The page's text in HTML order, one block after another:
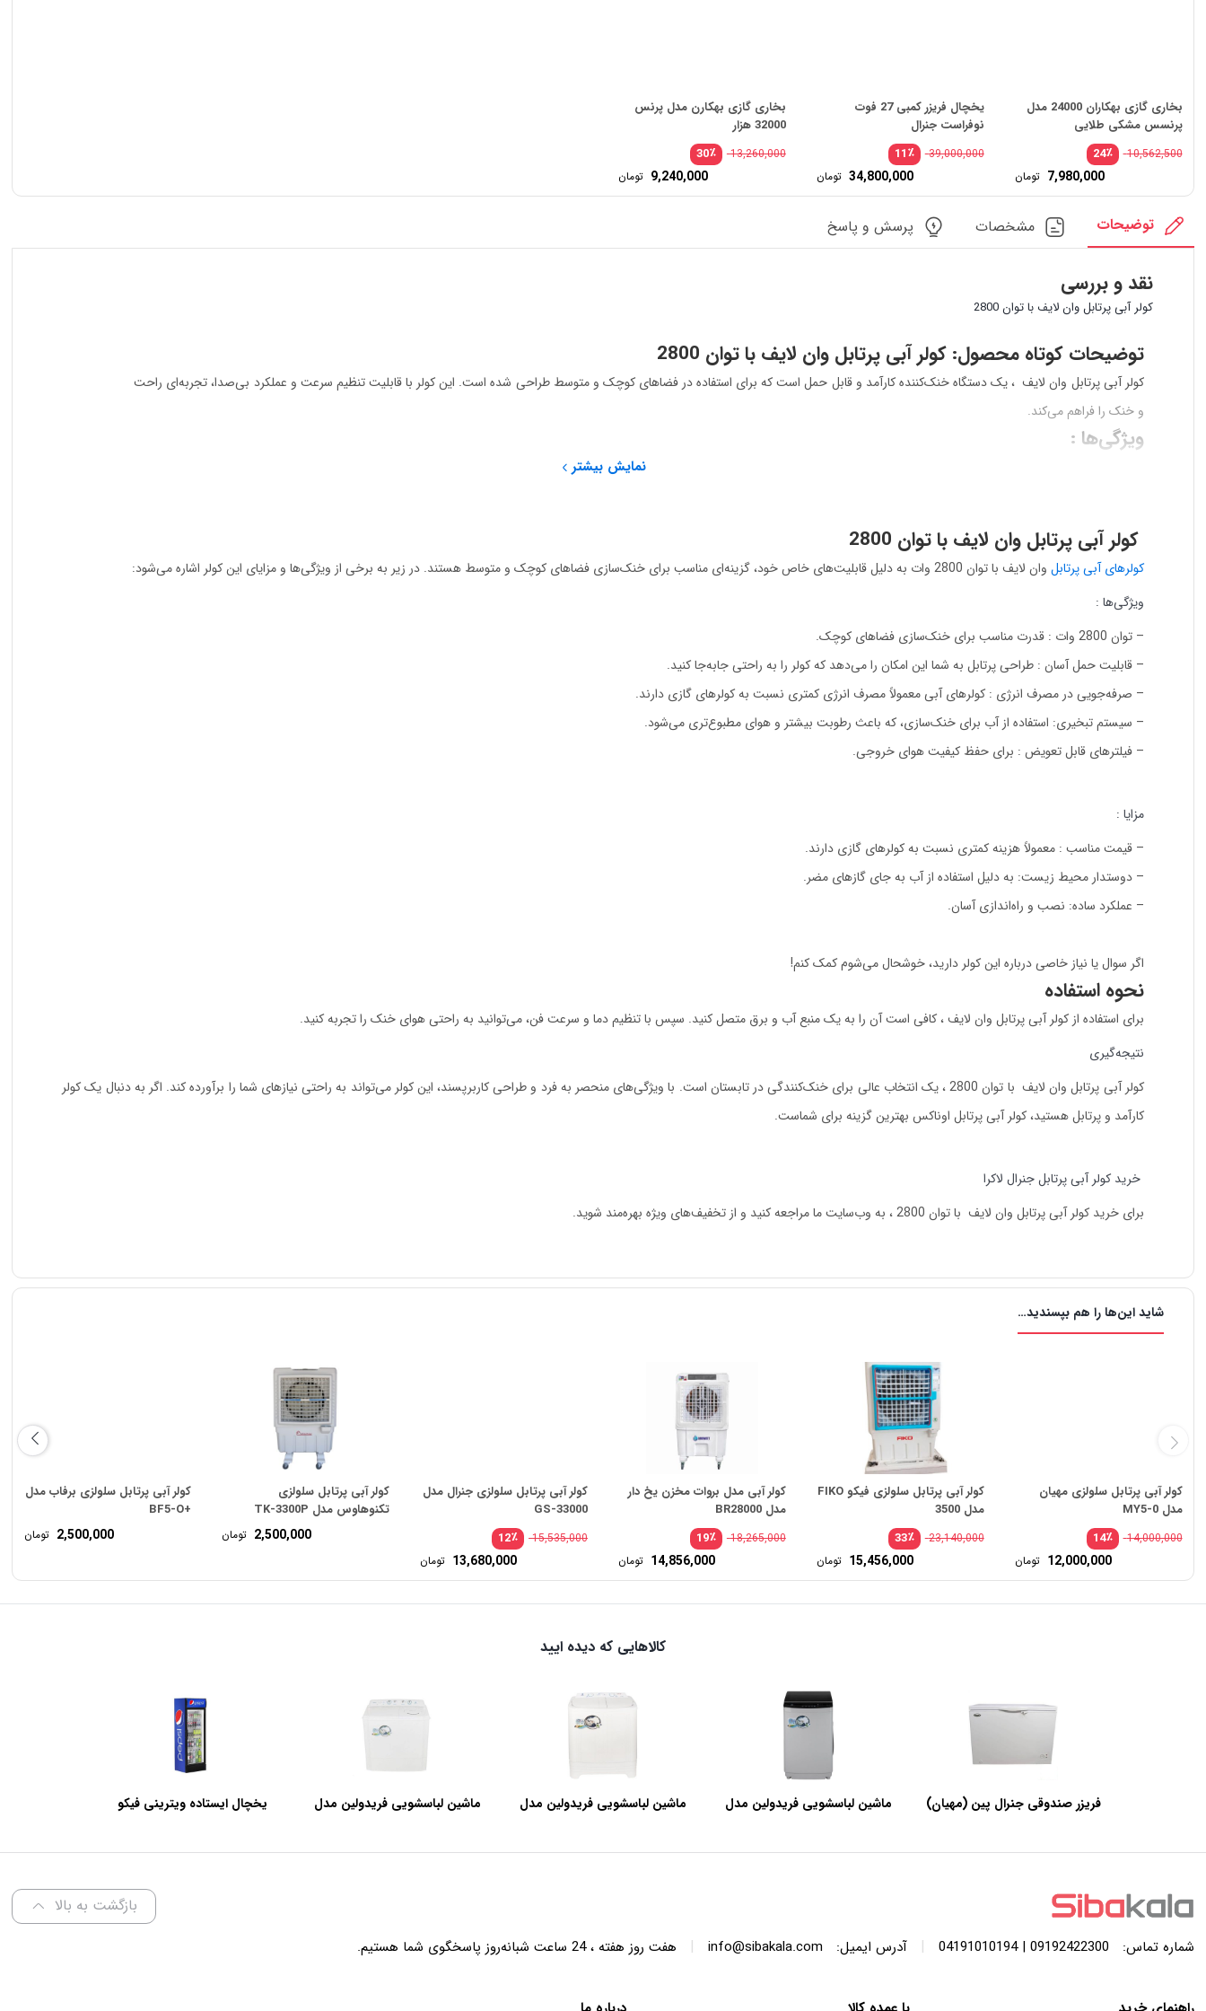
بخاری گازی بهکاران 24000 مدل
پرنسس مشکی طلایی
٪24 10,562,500
10,562,500 تومان
7,980,000 تومان
فعلی:
7,980,000 تومان.
یخچال فریزر کمبی 27 فوت
نوفراست جنرال
٪11 39,000,000
34,800,000 تومان
بخاری گازی بهکارن مدل پرنس
32000 هزار
٪30 13,260,000
9,240,000 تومان
توضیحات مشخصات پرسش و پاسخ
نقد و بررسی
کولر آبی پرتابل وان لایف با توان 2800
توضیحات کوتاه محصول: کولر آبی پرتابل وان لایف با توان 2800
کولر آبی پرتابل وان لایف ، یک دستگاه خنک‌کننده کارآمد و قابل حمل است که برای استفاده در فضاهای کوچک و متوسط طراحی شده است. این کولر با قابلیت تنظیم سرعت و عملکرد بی‌صدا، تجربه‌ای راحت
و خنک را فراهم می‌کند.
ویژگی‌ها :
– فیلترهای قابل شستشو : بهبود کیفیت هوا.
این کولر گزینه‌ای ایده‌آل برای روزهای گرم تابستانی است و به راحتی می‌توان آن را در هر نقطه از خانه یا محل کار قرار داد.
نمایش بیشتر
کولر آبی پرتابل وان لایف با توان 2800
کولرهای آبیپرتابل وان لایف با توان 2800 وات به دلیل قابلیت‌های خاص خود، گزینه‌ای مناسب برای خنک‌سازی فضاهای کوچک و متوسط هستند. در زیر به برخی از ویژگی‌ها و مزایای این کولر اشاره می‌شود:
ویژگی‌ها :
– توان 2800 وات : قدرت مناسب برای خنک‌سازی فضاهای کوچک.
– قابلیت حمل آسان : طراحی پرتابل به شما این امکان را می‌دهد که کولر را به راحتی جابه‌جا کنید.
– صرفه‌جویی در مصرف انرژی : کولرهای آبی معمولاً مصرف انرژی کمتری نسبت به کولرهای گازی دارند.
– سیستم تبخیری: استفاده از آب برای خنک‌سازی، که باعث رطوبت بیشتر و هوای مطبوع‌تری می‌شود.
– فیلترهای قابل تعویض : برای حفظ کیفیت هوای خروجی.
مزایا :
– قیمت مناسب : معمولاً هزینه کمتری نسبت به کولرهای گازی دارند.
– دوستدار محیط زیست: به دلیل استفاده از آب به جای گازهای مضر.
– عملکرد ساده: نصب و راه‌اندازی آسان.
اگر سوال یا نیاز خاصی درباره این کولر دارید، خوشحال می‌شوم کمک کنم!
نحوه استفاده
برای استفاده از کولر آبی پرتابل وان لایف ، کافی است آن را به یک منبع آب و برق متصل کنید. سپس با تنظیم دما و سرعت فن، می‌توانید به راحتی هوای خنک را تجربه کنید.
نتیجه‌گیری
کولر آبی پرتابل وان لایف با توان 2800 ، یک انتخاب عالی برای خنک‌کنندگی در تابستان است. با ویژگی‌های منحصر به فرد و طراحی کاربرپسند، این کولر می‌تواند به راحتی نیازهای شما را برآورده کند. اگر به دنبال یک کولر
کارآمد و پرتابل هستید، کولر آبی پرتابل اوناکس بهترین گزینه برای شماست.
خرید کولر آبی پرتابل جنرال لاکرا
برای خرید کولر آبی پرتابل وان لایف با توان 2800 ، به وب‌سایت ما مراجعه کنید و از تخفیف‌های ویژه بهره‌مند شوید.
شاید این‌ها را هم بپسندید…
کولر آبی پرتابل سلولزی مهیان
مدل MY5-0
٪14 14,000,000
14,000,000 تومان
بود.
12,000,000 تومان
فعلی:
12,000,000 تومان.
کولر آبی پرتابل سلولزی فیکو FIKO
مدل 3500
٪33 23,140,000
23,140,000 تومان
بود.
15,456,000 تومان
فعلی:
15,456,000 تومان.
کولر آبی مدل بروات مخزن یخ دار
مدل BR28000
٪19 18,265,000
14,856,000 تومان
کولر آبی پرتابل سلولزی جنرال مدل
GS-33000
٪12 15,535,000
اصلی:
15,535,000 تومان
بود.
13,680,000 تومان
فعلی:
13,680,000 تومان.
کولر آبی پرتابل سلولزی
تکنوهاوس مدل TK-3300P
2,500,000 تومان
کولر آبی پرتابل سلولزی برفاب مدل
+BF5-O
2,500,000 تومان
کالاهایی که دیده ایید
فریزر صندوقی جنرال پین (مهیان)
ماشین لباسشویی فریدولین مدل
ماشین لباسشویی فریدولین مدل
ماشین لباسشویی فریدولین مدل
یخچال ایستاده ویترینی فیکو
بازگشت به بالا
شماره تماس: 09192422300 | 04191010194
| آدرس ایمیل: info@sibakala.com
| هفت روز هفته ، 24 ساعت شبانه‌روز پاسخگوی شما هستیم.